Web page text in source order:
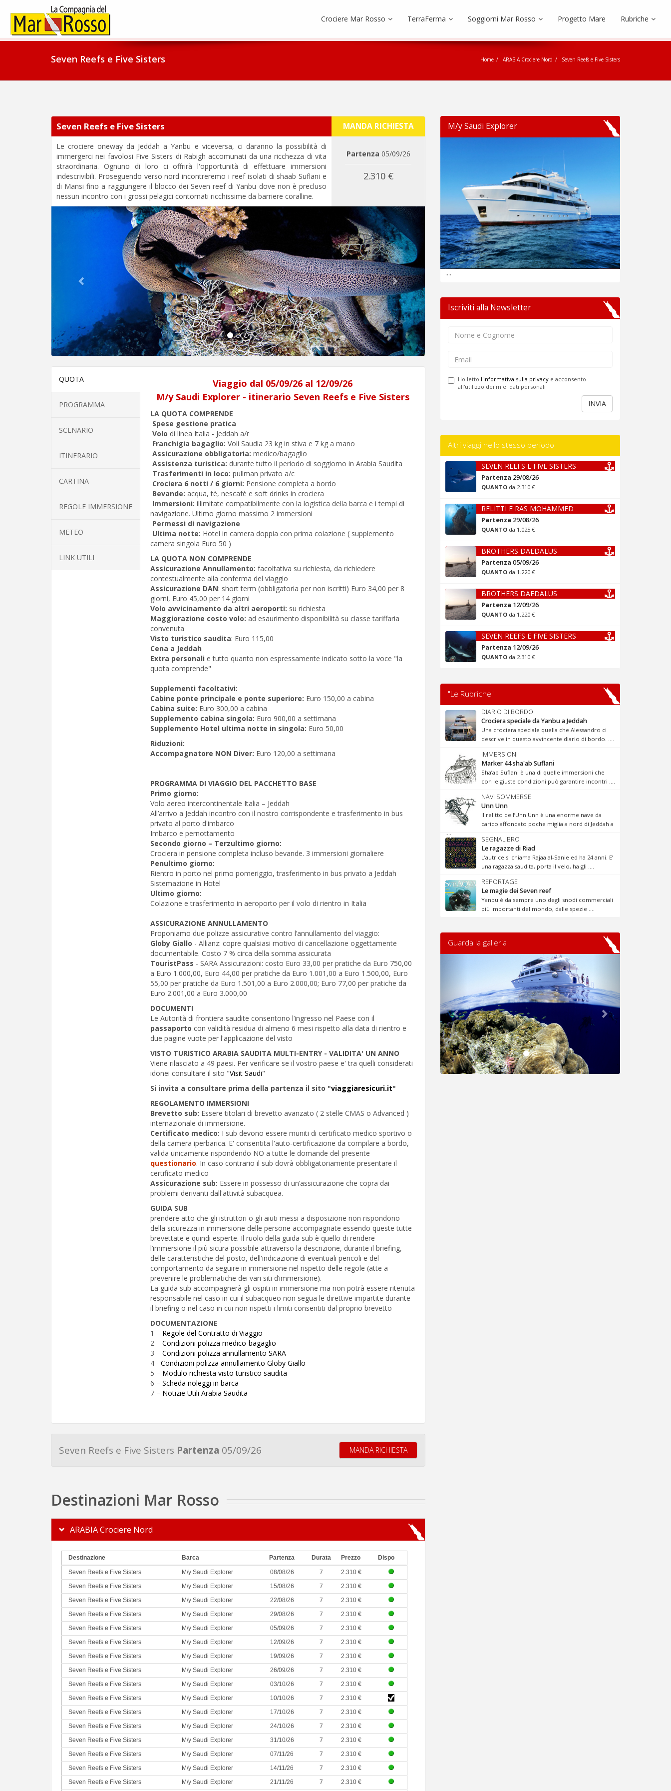
Crociere Mar Rosso TerraFerma Soggiorni Mar Rosso Progetto Mare Rubriche
Seven Reefs e Five Sisters Home ARABIA Crociere Nord Seven Reefs e Five Sisters
Seven Reefs e Five Sisters
Le crociere oneway da Jeddah a Yanbu e viceversa, ci daranno la possibilità di
immergerci nei favolosi Five Sisters di Rabigh accomunati da una ricchezza di vita
straordinaria. Ognuno di loro ci offrirà l'opportunità di effettuare immersioni
indescrivibili. Proseguendo verso nord incontreremo i reef isolati di shaab Suflani e
di Mansi fino a raggiungere il blocco dei Seven reef di Yanbu dove non è precluso
nessun incontro con i grossi pelagici contornati ricchissime da barriere coralline.
MANDA RICHIESTA
Partenza 05/09/26
2.310 €
Previous Next
QUOTA
PROGRAMMA
SCENARIO
ITINERARIO
CARTINA
REGOLE IMMERSIONE
METEO
LINK UTILI
Viaggio dal 05/09/26 al 12/09/26
M/y Saudi Explorer - itinerario Seven Reefs e Five Sisters
LA QUOTA COMPRENDE
Spese gestione pratica
Volo di linea Italia - Jeddah a/r
Franchigia bagaglio: Voli Saudia 23 kg in stiva e 7 kg a mano
Assicurazione obbligatoria: medico/bagaglio
Assistenza turistica: durante tutto il periodo di soggiorno in Arabia Saudita
Trasferimenti in loco: pullman privato a/c
Crociera 6 notti / 6 giorni: Pensione completa a bordo
Bevande: acqua, tè, nescafè e soft drinks in crociera
Immersioni: illimitate compatibilmente con la logistica della barca e i tempi di
navigazione. Ultimo giorno massimo 2 immersioni
Permessi di navigazione
Ultima notte: Hotel in camera doppia con prima colazione ( supplemento
camera singola Euro 50 )
LA QUOTA NON COMPRENDE
Assicurazione Annullamento: facoltativa su richiesta, da richiedere
contestualmente alla conferma del viaggio
Assicurazione DAN: short term (obbligatoria per non iscritti) Euro 34,00 per 8
giorni, Euro 45,00 per 14 giorni
Volo avvicinamento da altri aeroporti: su richiesta
Maggiorazione costo volo: ad esaurimento disponibilità su classe tariffaria
convenuta
Visto turistico saudita: Euro 115,00
Cena a Jeddah
Extra personali e tutto quanto non espressamente indicato sotto la voce "la
quota comprende"
Supplementi facoltativi:
Cabine ponte principale e ponte superiore: Euro 150,00 a cabina
Cabina suite: Euro 300,00 a cabina
Supplemento cabina singola: Euro 900,00 a settimana
Supplemento Hotel ultima notte in singola: Euro 50,00
Riduzioni:
Accompagnatore NON Diver: Euro 120,00 a settimana
PROGRAMMA DI VIAGGIO DEL PACCHETTO BASE
Primo giorno:
Volo aereo intercontinentale Italia – Jeddah
All’arrivo a Jeddah incontro con il nostro corrispondente e trasferimento in bus
privato al porto d'imbarco
Imbarco e pernottamento
Secondo giorno – Terzultimo giorno:
Crociera in pensione completa incluso bevande. 3 immersioni giornaliere
Penultimo giorno:
Rientro in porto nel primo pomeriggio, trasferimento in bus privato a Jeddah
Sistemazione in Hotel
Ultimo giorno:
Colazione e trasferimento in aeroporto per il volo di rientro in Italia
ASSICURAZIONE ANNULLAMENTO
Proponiamo due polizze assicurative contro l’annullamento del viaggio:
Globy Giallo - Allianz: copre qualsiasi motivo di cancellazione oggettamente
documentabile. Costo 7 % circa della somma assicurata
TouristPass - SARA Assicurazioni: costo Euro 33,00 per pratiche da Euro 750,00
a Euro 1.000,00, Euro 44,00 per pratiche da Euro 1.001,00 a Euro 1.500,00, Euro
55,00 per pratiche da Euro 1.501,00 a Euro 2.000,00; Euro 77,00 per pratiche da
Euro 2.001,00 a Euro 3.000,00
DOCUMENTI
Le Autorità di frontiera saudite consentono l’ingresso nel Paese con il
passaporto con validità residua di almeno 6 mesi rispetto alla data di rientro e
due pagine vuote per l'applicazione del visto
VISTO TURISTICO ARABIA SAUDITA MULTI-ENTRY - VALIDITA' UN ANNO
Viene rilasciato a 49 paesi. Per verificare se il vostro paese e' tra quelli considerati
idonei consultare il sito "Visit Saudi"
Si invita a consultare prima della partenza il sito "viaggiaresicuri.it"
REGOLAMENTO IMMERSIONI
Brevetto sub: Essere titolari di brevetto avanzato ( 2 stelle CMAS o Advanced )
internazionale di immersione.
Certificato medico: I sub devono essere muniti di certificato medico sportivo o
della camera iperbarica. E' consentita l'auto-certificazione da compilare a bordo,
valida unicamente rispondendo NO a tutte le domande del presente
questionario. In caso contrario il sub dovrà obbligatoriamente presentare il
certificato medico
Assicurazione sub: Essere in possesso di un’assicurazione che copra dai
problemi derivanti dall'attività subacquea.
GUIDA SUB
prendere atto che gli istruttori o gli aiuti messi a disposizione non rispondono
della sicurezza in immersione delle persone accompagnate essendo queste tutte
brevettate e quindi esperte. Il ruolo della guida sub è quello di rendere
l’immersione il più sicura possibile attraverso la descrizione, durante il briefing,
delle caratteristiche del posto, dell'indicazione di eventuali pericoli e del
comportamento da seguire in immersione nel rispetto delle regole (atte a
prevenire le problematiche dei vari siti d’immersione).
La guida sub accompagnerà gli ospiti in immersione ma non potrà essere ritenuta
responsabile nel caso in cui il subacqueo non segua le direttive impartite durante
il briefing o nel caso in cui non rispetti i limiti consentiti dal proprio brevetto
DOCUMENTAZIONE
1 – Regole del Contratto di Viaggio
2 – Condizioni polizza medico-bagaglio
3 – Condizioni polizza annullamento SARA
4 - Condizioni polizza annullamento Globy Giallo
5 – Modulo richiesta visto turistico saudita
6 – Scheda noleggi in barca
7 – Notizie Utili Arabia Saudita
Seven Reefs e Five Sisters Partenza 05/09/26 MANDA RICHIESTA
Destinazioni Mar Rosso
ARABIA Crociere Nord
Destinazione Barca Partenza Durata Prezzo Dispo
Seven Reefs e Five Sisters M/y Saudi Explorer 08/08/26 7
2.310 €
Seven Reefs e Five Sisters
M/y Saudi Explorer 15/08/26 7
2.310 €
Seven Reefs e Five Sisters
M/y Saudi Explorer 22/08/26 7
2.310 €
Seven Reefs e Five Sisters
M/y Saudi Explorer 29/08/26 7
2.310 €
Seven Reefs e Five Sisters
M/y Saudi Explorer 05/09/26 7
2.310 €
Seven Reefs e Five Sisters
M/y Saudi Explorer 12/09/26 7
2.310 €
Seven Reefs e Five Sisters
M/y Saudi Explorer 19/09/26 7
2.310 €
Seven Reefs e Five Sisters
M/y Saudi Explorer 26/09/26 7
2.310 €
Seven Reefs e Five Sisters
M/y Saudi Explorer 03/10/26 7
2.310 €
Seven Reefs e Five Sisters
M/y Saudi Explorer 10/10/26 7
2.310 €
Seven Reefs e Five Sisters
M/y Saudi Explorer 17/10/26 7
2.310 €
Seven Reefs e Five Sisters
M/y Saudi Explorer 24/10/26 7
2.310 €
Seven Reefs e Five Sisters
M/y Saudi Explorer 31/10/26 7
2.310 €
Seven Reefs e Five Sisters
M/y Saudi Explorer 07/11/26 7
2.310 €
Seven Reefs e Five Sisters
M/y Saudi Explorer 14/11/26 7
2.310 €
Seven Reefs e Five Sisters
M/y Saudi Explorer 21/11/26 7 2.310 €
M/y Saudi Explorer
....
Iscriviti alla Newsletter
Ho letto l'informativa sulla privacy e acconsento
all'utilizzo dei miei dati personali
INVIA
Altri viaggi nello stesso periodo
SEVEN REEFS E FIVE SISTERS
Partenza 29/08/26
QUANTO da 2.310 €
RELITTI E RAS MOHAMMED
Partenza 29/08/26
QUANTO da 1.025 €
BROTHERS DAEDALUS
Partenza 05/09/26
QUANTO da 1.220 €
BROTHERS DAEDALUS
Partenza 12/09/26
QUANTO da 1.220 €
SEVEN REEFS E FIVE SISTERS
Partenza 12/09/26
QUANTO da 2.310 €
"Le Rubriche"
DIARIO DI BORDO
Crociera speciale da Yanbu a Jeddah
Una crociera speciale quella che Alessandro ci
descrive in questo avvincente diario di bordo. ....
IMMERSIONI
Marker 44 sha'ab Suflani
Sha’ab Suflani è una di quelle immersioni che
con le giuste condizioni può garantire incontri ....
NAVI SOMMERSE
Unn Unn
Il relitto dell’Unn Unn è una enorme nave da
carico affondato poche miglia a nord di Jeddah a
....
SEGNALIBRO
Le ragazze di Riad
L’autrice si chiama Rajaa al-Sanie ed ha 24 anni. E’
una ragazza saudita, porta il velo, ha gli ....
REPORTAGE
Le magie dei Seven reef
Yanbu è da sempre uno degli snodi commerciali
più importanti del mondo, dalle spezie ....
Guarda la galleria